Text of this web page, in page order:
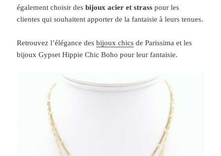
également choisir desbijoux acier et strass pour les
clientes qui souhaitent apporter de la fantaisie à leurs tenues.
Retrouvez l’élégance desbijoux chics de Parissima et les
bijoux Gypset Hippie Chic Boho pour leur fantaisie.